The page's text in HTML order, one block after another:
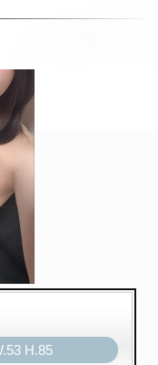
.53 H.85